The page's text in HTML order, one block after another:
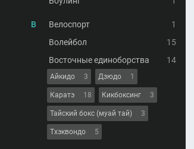
В Велоспорт
1
Волейбол
15
Восточные единоборства
14
Айкидо 3 Дзюдо 1
Каратэ 18 Кикбоксинг 3
Тайский бокс (муай тай) 3
Тхэквондо 5